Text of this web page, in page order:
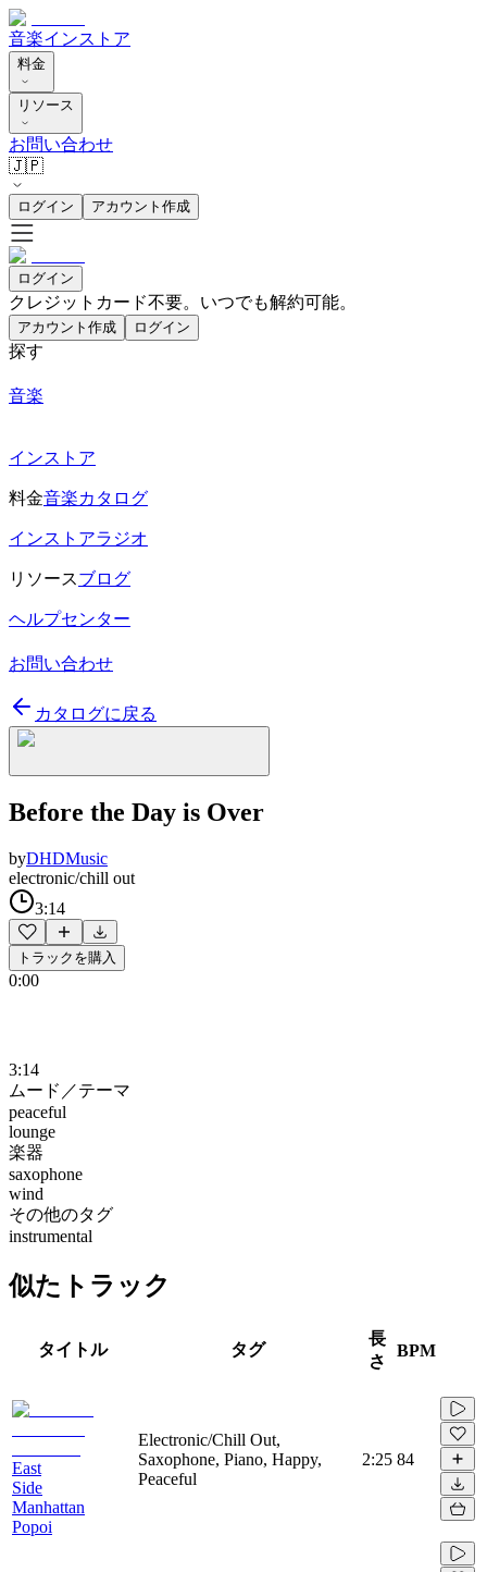
音楽インストア
料金
リソース
お問い合わせ
🇯🇵
ログイン アカウント作成
ログイン
クレジットカード不要。いつでも解約可能。
アカウント作成 ログイン
探す
音楽
インストア
料金音楽カタログ
インストアラジオ
リソースブログ
ヘルプセンター
お問い合わせ
カタログに戻る
Before the Day is Over
byDHDMusic
electronic/chill out
3:14
トラックを購入
0:00
3:14
ムード／テーマ
peaceful
lounge
楽器
saxophone
wind
その他のタグ
instrumental
似たトラック
タイトル タグ
長
さ
BPM
East
Side
Manhattan
Popoi
Electronic/Chill Out,
Saxophone, Piano, Happy,
Peaceful
2:25 84